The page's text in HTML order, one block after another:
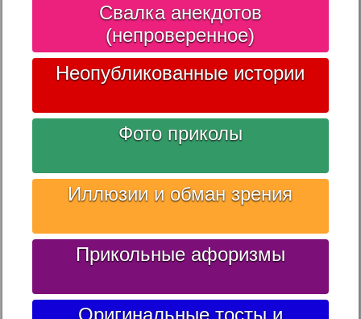
Свалка анекдотов
(непроверенное)
Неопубликованные истории
Фото приколы
Иллюзии и обман зрения
Прикольные афоризмы
Оригинальные тосты и